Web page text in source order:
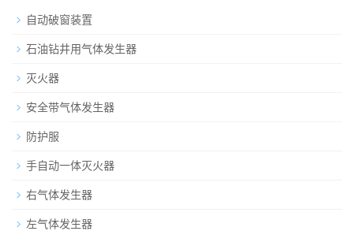
自动破窗装置
石油钻井用气体发生器
灭火器
安全带气体发生器
防护服
手自动一体灭火器
右气体发生器
左气体发生器